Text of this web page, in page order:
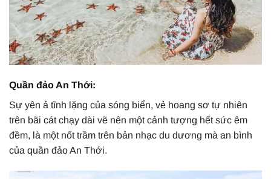
Quần đảo An Thới:
Sự yên ả tĩnh lặng của sóng biển, vẻ hoang sơ tự nhiên
trên bãi cát chạy dài vẽ nên một cảnh tượng hết sức êm
đềm, là một nốt trầm trên bản nhạc du dương mà an bình
của quần đảo An Thới.